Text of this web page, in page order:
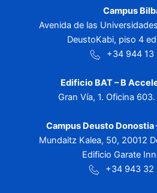
Campus
Avenida de las
DeustoKabi, piso 4
+34 944 13
Edificio BAT – B
Gran Vía, 1. Oficina
Campus Deusto Donostia
Mundaitz Kalea, 50, 20012
Edificio Garate
+34 943 32